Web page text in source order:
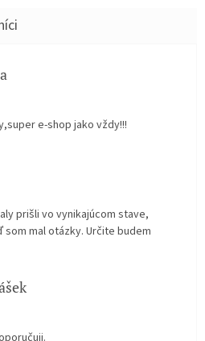
je 5 z 5 hvězdiček.
e-shop jako vždy!!!
je 5 z 5 hvězdiček.
prišli vo vynikajúcom stave,
mal otázky. Určite budem
je 5 z 5 hvězdiček.